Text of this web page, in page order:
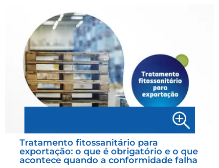
Tratamento fitossanitário para
exportação: o que é obrigatório e o que
acontece quando a conformidade falha